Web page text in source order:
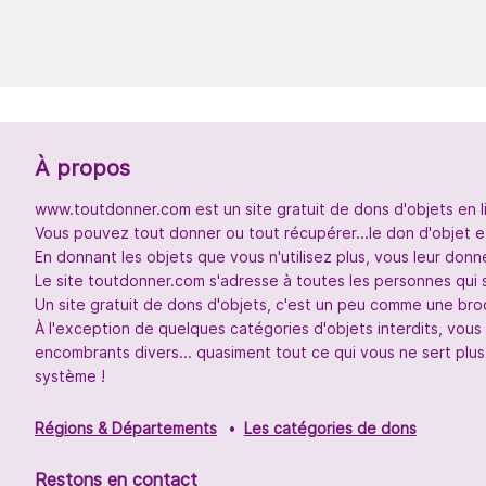
À propos
www.toutdonner.com est un site gratuit de dons d'objets en
Vous pouvez tout donner ou tout récupérer...le don d'objet
En donnant les objets que vous n'utilisez plus, vous leur
Le site toutdonner.com s'adresse à toutes les personnes
Un site gratuit de dons d'objets, c'est un peu comme une
À l'exception de quelques catégories d'objets interdits,
encombrants divers... quasiment tout ce qui vous ne sert
système !
Régions & Départements Les catégories de dons
Restons en contact